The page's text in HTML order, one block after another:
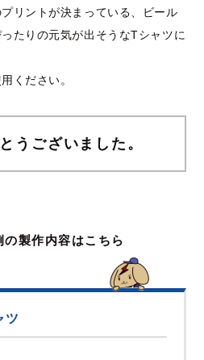
リントが決まっている、ビール
たりの元気が出そうなTシャツに
ください。
うございました。
製作内容はこちら
ツ